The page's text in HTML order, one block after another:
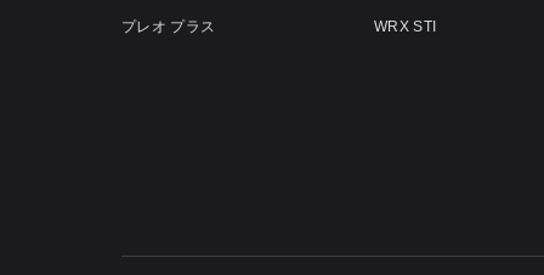
プレオ プラス WRX STI